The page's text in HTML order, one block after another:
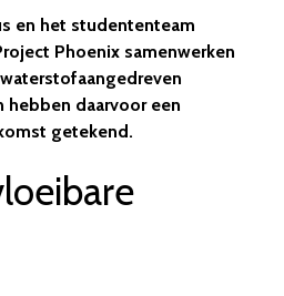
en het studententeam
Phoenix samenwerken
hebben daarvoor een
getekend.